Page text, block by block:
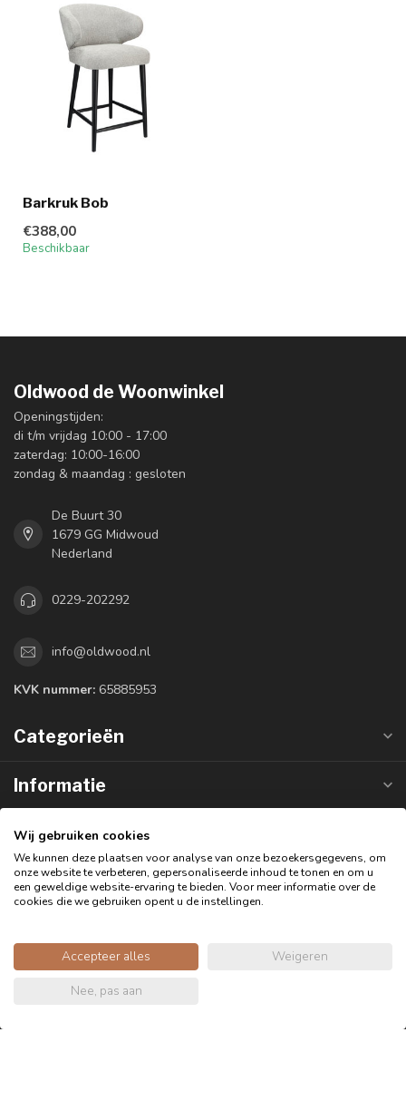
Barkruk Bob
€388,00
Beschikbaar
Oldwood de Woonwinkel
Openingstijden:
di t/m vrijdag 10:00 - 17:00
zaterdag: 10:00-16:00
zondag & maandag : gesloten
De Buurt 30
1679 GG Midwoud
Nederland
0229-202292
info@oldwood.nl
KVK nummer: 65885953
Categorieën
Informatie
Klantbeoordelingen
Wij gebruiken cookies
We kunnen deze plaatsen voor analyse van onze bezoekersgegevens, om
onze website te verbeteren, gepersonaliseerde inhoud te tonen en om u
een geweldige website-ervaring te bieden. Voor meer informatie over de
cookies die we gebruiken opent u de instellingen.
Accepteer alles
Weigeren
Nee, pas aan